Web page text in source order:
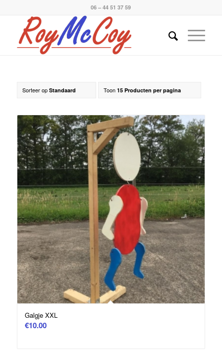
06 – 44 51 37 59
Sorteer op Standaard Toon 15 Producten per pagina
Galgje XXL
€10.00